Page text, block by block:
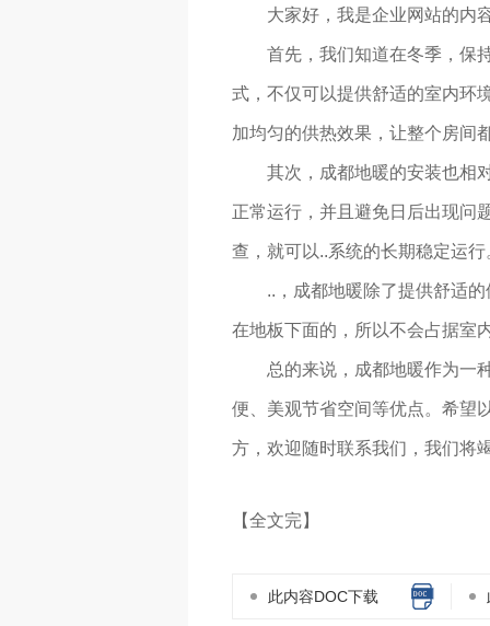
大家好，我是企业网站的内
首先，我们知道在冬季，保
式，不仅可以提供舒适的室内环
加均匀的供热效果，让整个房间
其次，成都地暖的安装也相
正常运行，并且避免日后出现问
查，就可以..系统的长期稳定运行
..，成都地暖除了提供舒适
在地板下面的，所以不会占据室
总的来说，成都地暖作为一
便、美观节省空间等优点。希望
方，欢迎随时联系我们，我们将
【全文完】
此内容DOC下载